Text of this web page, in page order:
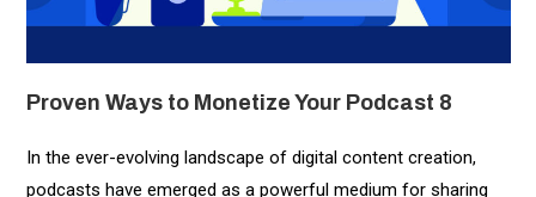
8 Proven Ways to Monetize Your Podcast
In the ever-evolving landscape of digital content creation,
podcasts have emerged as a powerful medium for sharing